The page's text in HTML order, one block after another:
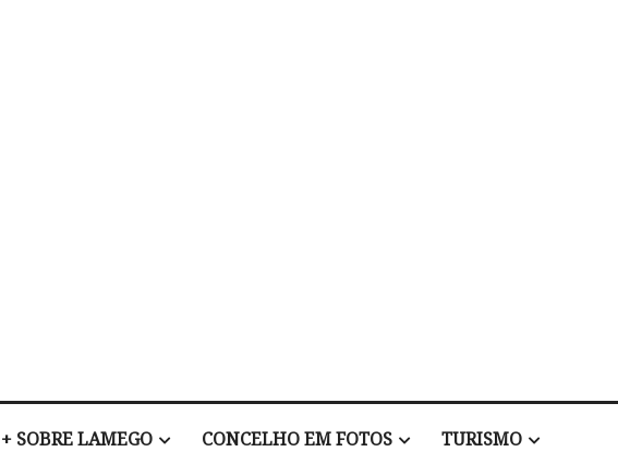
+ SOBRE LAMEGO CONCELHO EM FOTOS TURISMO